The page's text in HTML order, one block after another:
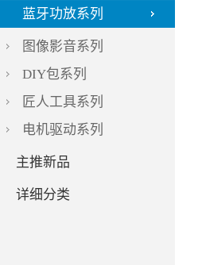
蓝牙功放系列
图像影音系列
DIY包系列
匠人工具系列
电机驱动系列
主推新品
详细分类